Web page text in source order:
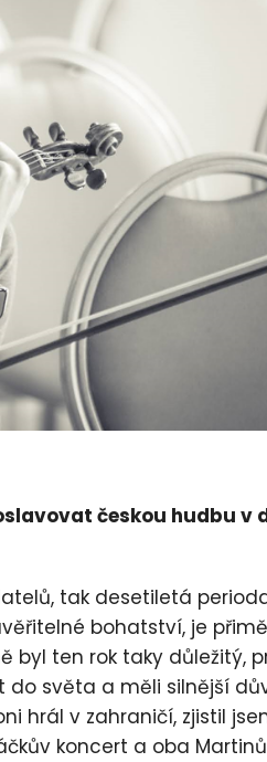
českou hudbu v
tak desetiletá
bohatství, je
byl ten rok taky důležitý,
do světa a měli silnější
hrál v zahraničí, zjistil
koncert a oba